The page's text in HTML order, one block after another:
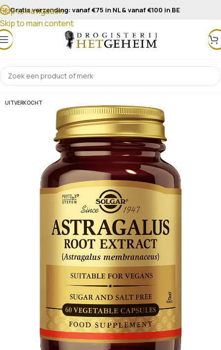
Skip to navigation
Skip to main content
Gratis verzending: vanaf €75 in NL & vanaf €100 in BE
UITVERKOCHT